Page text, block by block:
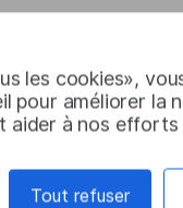
les cookies»,
pour améliorer la
aider à nos efforts
Tout refuser
de
données
une personne
des